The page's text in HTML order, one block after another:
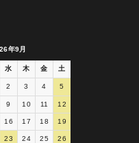
年9月
水 木 金 土
2 3 4 5
9 10 11 12
16 17 18 19
23 24 25 26